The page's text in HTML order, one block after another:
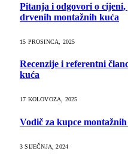
Pitanja i odgovori o
drvenih montažnih kuća
15 PROSINCA, 2025
Recenzije i referentni
kuća
17 KOLOVOZA, 2025
Vodič za kupce
3 SIJEČNJA, 2024